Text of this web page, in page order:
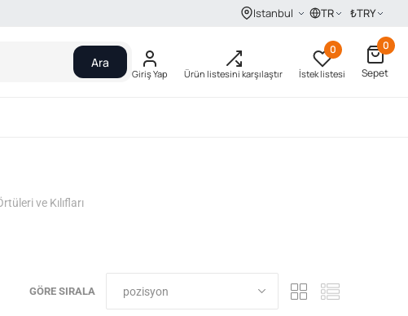
Istanbul TR ₺TRY
Ara
Giriş Yap Ürün listesini karşılaştır İstek listesi
0
0
Sepet
ve Kılıfları
GÖRE SIRALA